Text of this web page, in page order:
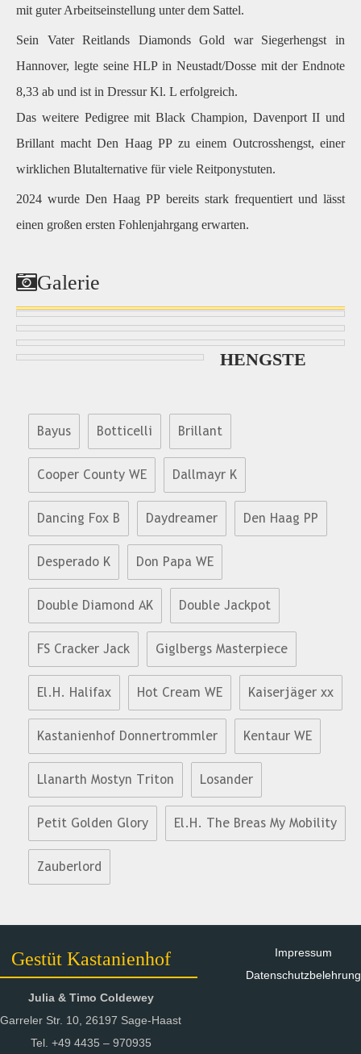
mit guter Arbeitseinstellung unter dem Sattel.
Sein Vater Reitlands Diamonds Gold war Siegerhengst in
Hannover, legte seine HLP in Neustadt/Dosse mit der Endnote
8,33 ab und ist in Dressur Kl. L erfolgreich.
Das weitere Pedigree mit Black Champion, Davenport II und
Brillant macht Den Haag PP zu einem Outcrosshengst, einer
wirklichen Blutalternative für viele Reitponystuten.
2024 wurde Den Haag PP bereits stark frequentiert und lässt
einen großen ersten Fohlenjahrgang erwarten.
Galerie
HENGSTE
Bayus Botticelli Brillant
Cooper County WE Dallmayr K
Dancing Fox B Daydreamer Den Haag PP
Desperado K Don Papa WE
Double Diamond AK Double Jackpot
FS Cracker Jack Giglbergs Masterpiece
El.H. Halifax Hot Cream WE Kaiserjäger xx
Kastanienhof Donnertrommler Kentaur WE
Llanarth Mostyn Triton Losander
Petit Golden Glory El.H. The Breas My Mobility
Zauberlord
Gestüt Kastanienhof
Julia & Timo Coldewey
Garreler Str. 10, 26197 Sage-Haast
Tel. +49 4435 – 970935
Impressum
Datenschutzbelehrung